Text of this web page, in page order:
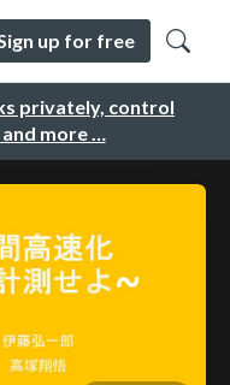
privately, control
more …
up for free